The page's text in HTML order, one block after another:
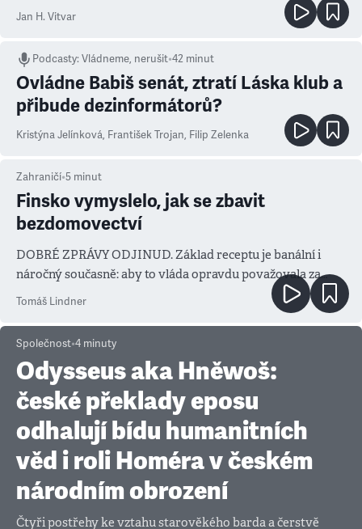
salvy i kritika pokrokářů
Jan H. Vitvar
Podcasty:Vládneme, nerušit•42 minut
Ovládne Babiš senát, ztratí Láska klub a
přibude dezinformátorů?
Kristýna Jelínková, František Trojan, Filip Zelenka
Zahraničí•5 minut
Finsko vymyslelo, jak se zbavit
bezdomovectví
DOBRÉ ZPRÁVY ODJINUD. Základ receptu je banální i
náročný současně: aby to vláda opravdu považovala za
prioritu
Tomáš Lindner
Společnost•4 minuty
Odysseus aka Hněwoš:
české překlady eposu
odhalují bídu humanitních
věd i roli Homéra v českém
národním obrození
Čtyři postřehy ke vztahu starověkého barda a čerstvě